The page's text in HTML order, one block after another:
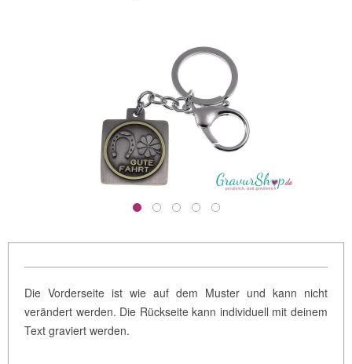
Die Vorderseite ist wie auf dem Muster und kann nicht
verändert werden. Die Rückseite kann individuell mit deinem
Text graviert werden.